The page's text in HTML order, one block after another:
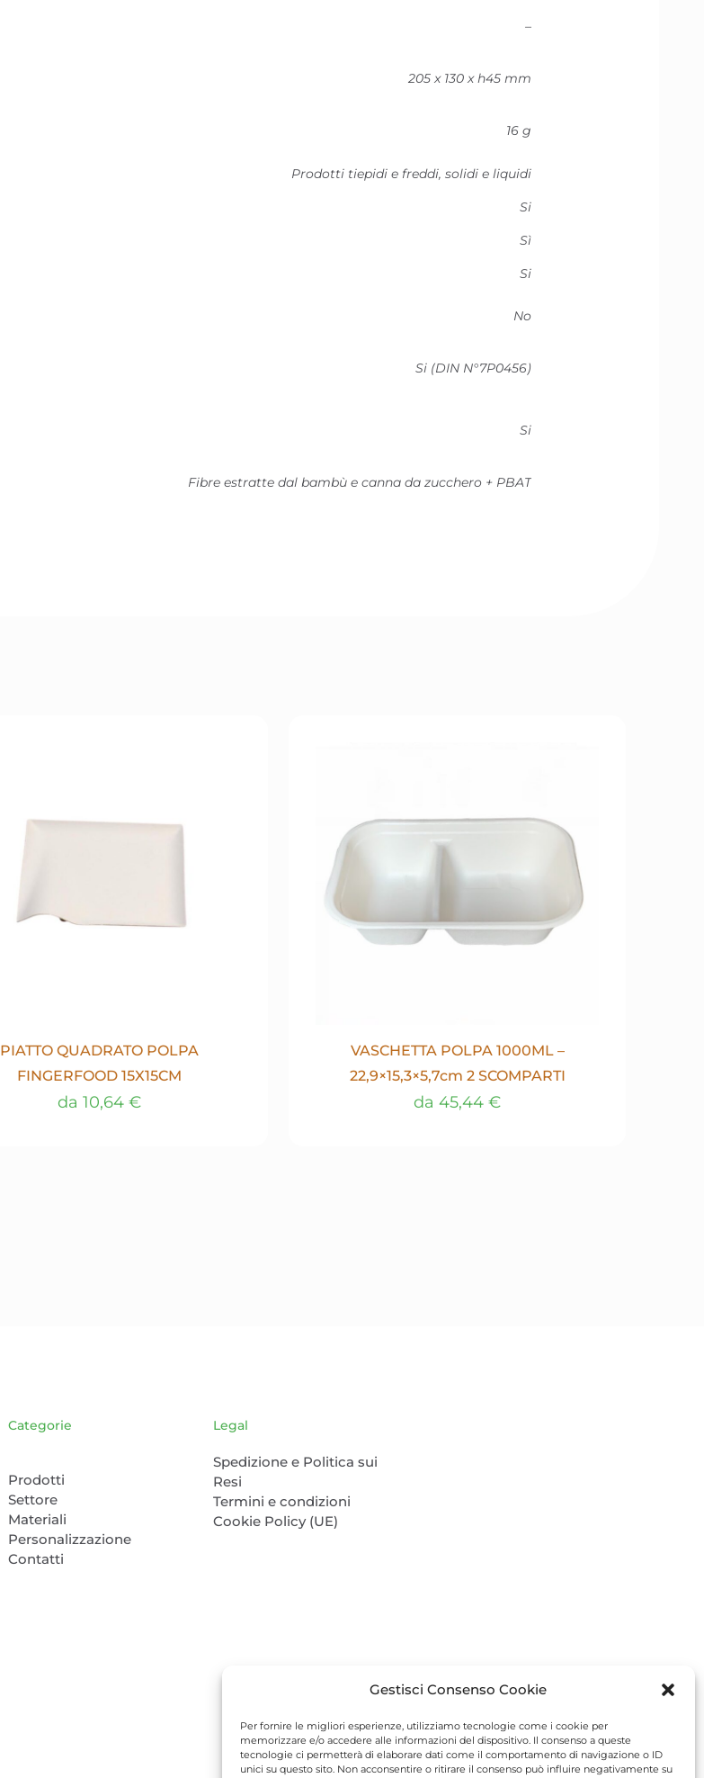
Gestisci Consenso Cookie
Per fornire le migliori esperienze, utilizziamo tecnologie come i cookie per
memorizzare e/o accedere alle informazioni del dispositivo. Il consenso a queste
tecnologie ci permetterà di elaborare dati come il comportamento di navigazione o ID
unici su questo sito. Non acconsentire o ritirare il consenso può influire negativamente su
–
205 x 130 x h45 mm
16 g
Prodotti tiepidi e freddi, solidi e liquidi
Si
Sì
Si
No
Si (DIN N°7P0456)
Si
Fibre estratte dal bambù e canna da zucchero + PBAT
PIATTO QUADRATO POLPA
FINGERFOOD 15X15CM
da 10,64 €
VASCHETTA POLPA 1000ML –
22,9×15,3×5,7cm 2 SCOMPARTI
da45,44€
Categorie
Prodotti
Settore
Materiali
Personalizzazione
Contatti
Legal
Spedizione e Politica sui
Resi
Termini e condizioni
Cookie Policy (UE)